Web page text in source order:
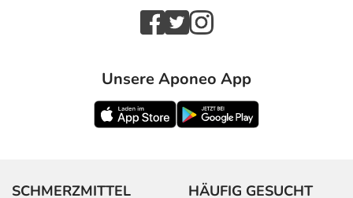
Unsere Aponeo App
SCHMERZMITTEL HÄUFIG GESUCHT